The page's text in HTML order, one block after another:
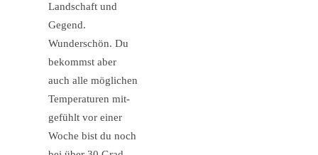
Landschaft und
Gegend.
Wunderschön. Du
bekommst aber
auch alle möglichen
Temperaturen mit-
gefühlt vor einer
Woche bist du noch